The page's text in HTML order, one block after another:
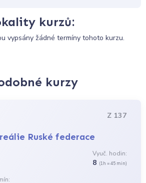
kurzů:
vypsány žádné termíny tohoto kurzu.
kurzy
Z 137
Ruské federace
Vyuč. hodin:
8 (1h = 45 min)